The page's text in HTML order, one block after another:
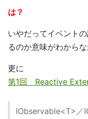
は？
いやだってイベント
るのか意味がわからな
更に
第1回 Reactive
IObservable<T>／